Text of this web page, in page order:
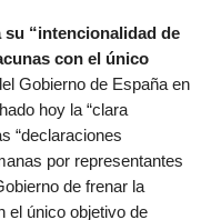
su “intencionalidad de
con el único
Gobierno de España en
hoy la “clara
“declaraciones
por representantes
de frenar la
el único objetivo de